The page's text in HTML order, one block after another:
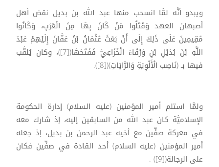
ويبدو أنَّه لمَّا انسحب منها عبد الله بن بديل نقض أهل
أصبهان العهد وَقَتَلُوا مَنْ كَانَ بِهَا مِنَ الْعَرَبِ، وَكَانُوا
مُقِيمِينَ عَلَى ذَلِكَ إِلَى أَنْ بَعَثَ عُثْمَانُ بْنُ عَفَّانَ إِلَيْهِمْ عَبْدَ
اللَّهِ بْنَ بُدَيْلِ بْنِ وَرْقَاءَ الْخُزَاعِيَّ فَفَتَحَهَا([7])، وكان يُلقَّب
فيها بـ (نَاصِب الْأَلْوِيَةِ وَالرَّايَاتِ)([8]).
ولمَّا استلم أمير المؤمنين (عليه السلام) إدارة الحكومة
الإسلاميَّة كان عبد الله من السابقين إليه، إذ شارك معه
في معركة صفِّين مع أخيه عبد الرحمن بن بديل، إذ جعله
أمير المؤمنين (عليه السلام) أحد القادة في صفِّين فكان
على الرجالة([9]) .